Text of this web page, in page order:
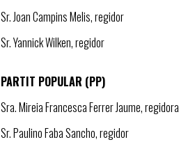
Sr. Joan Campins Melis, regidor
Sr. Yannick Wilken, regidor
PARTIT POPULAR (PP)
Sra. Mireia Francesca Ferrer Jaume, regidora
Sr. Paulino Faba Sancho, regidor